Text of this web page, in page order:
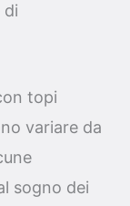
di
topi
variare da
sogno dei